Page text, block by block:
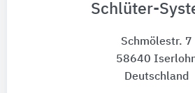
Schlüter-
Schmölestr. 7
58640
Deutschland